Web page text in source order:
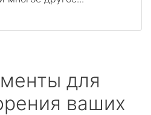
для
ваших